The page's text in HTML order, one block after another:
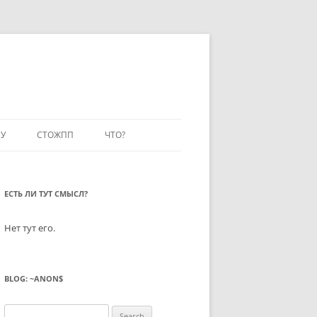
СТОЖПП ЧТО?
ЕСТЬ ЛИ ТУТ СМЫСЛ?
Нет тут его.
BLOG: ~ANON$